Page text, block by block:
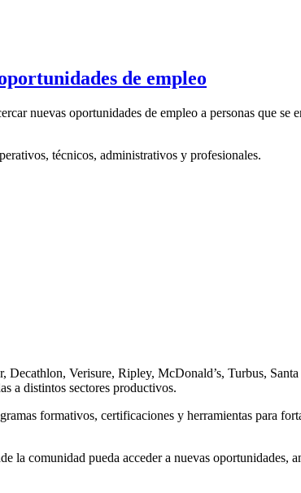
de empleo
nuevas oportunidades de empleo a personas que se
técnicos, administrativos y profesionales.
Verisure, Ripley, McDonald’s, Turbus,
a distintos sectores productivos.
formativos, certificaciones y herramientas para
la comunidad pueda acceder a nuevas oportunidades,